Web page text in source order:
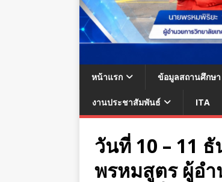
หน้าแรก ข้อมูลสถานศึกษา
งานประชาสัมพันธ์ ITA
วันที่ 10 – 11
พรหมสูตร ผู้อ